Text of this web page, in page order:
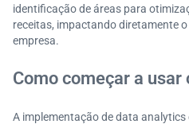
identificação de áreas para
receitas, impactando diretamente
empresa.
Como começar a usar
A implementação de data analytics